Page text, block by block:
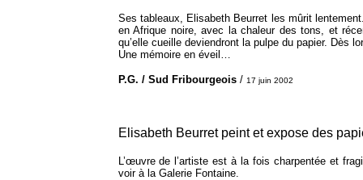
Ses tableaux, Elisabeth Beurret les mûrit
en Afrique noire, avec la chaleur des tons, et
qu’elle cueille deviendront la pulpe du papier. Dès
Une mémoire en éveil…
P.G. / Sud Fribourgeois/ 17 juin 2002
Elisabeth Beurret peint et expose des
L’œuvre de l’artiste est à la fois charpentée et
voir à la Galerie Fontaine.